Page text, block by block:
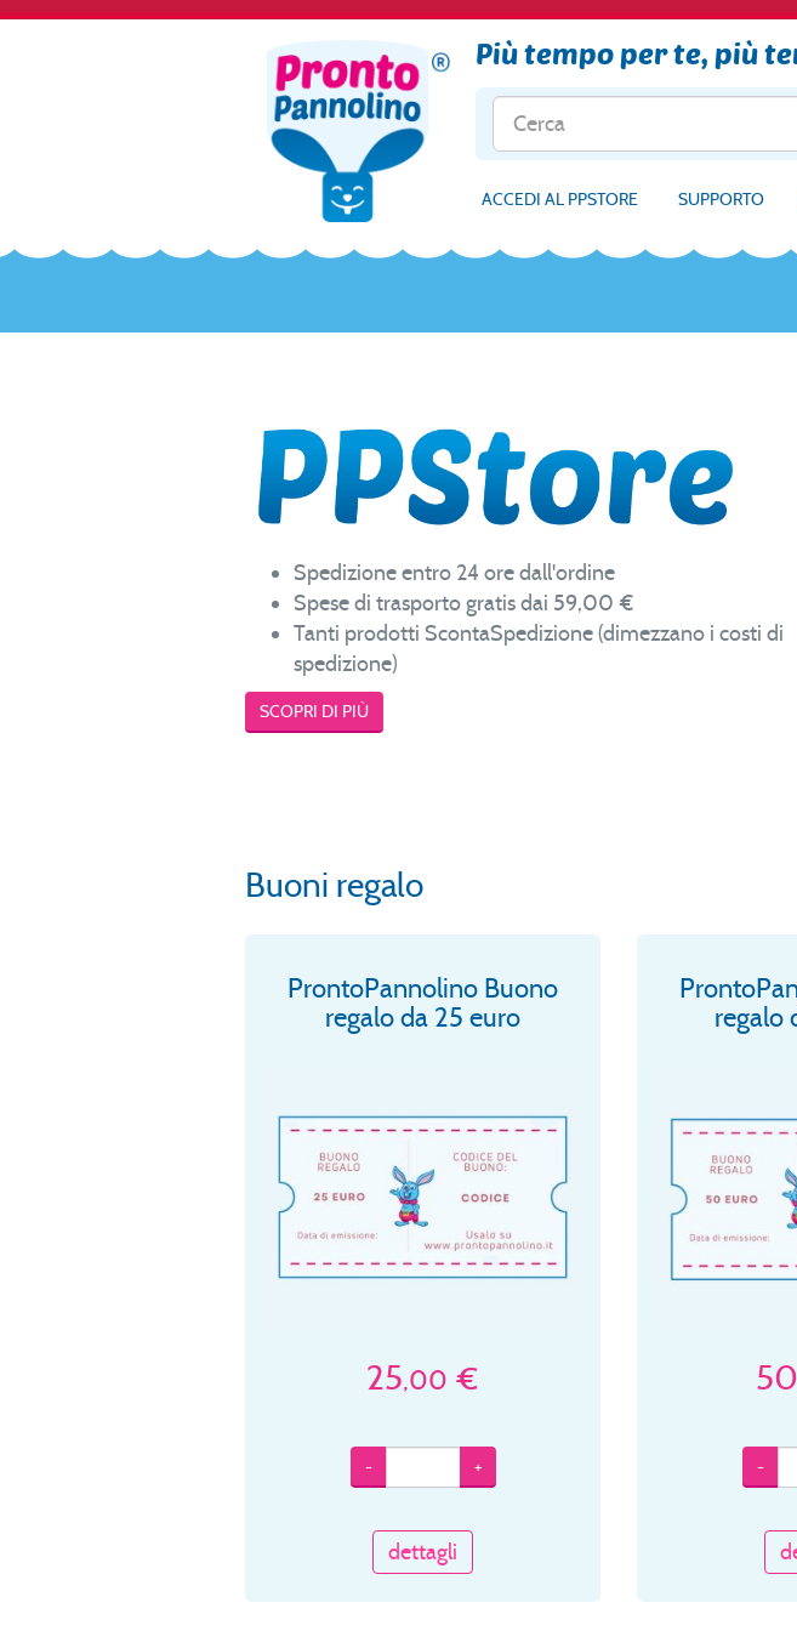
Più tempo per te, più
ACCEDI AL PPSTORE SUPPORTO
Spedizione entro 24 ore dall'ordine
Spese di trasporto gratis dai 59,00 €
Tanti prodotti ScontaSpedizione (dimezzano i costi di
spedizione)
SCOPRI DI PIÙ
Buoni regalo
ProntoPannolino Buono
regalo da 25 euro
25,00 €
- +
dettagli
regalo
50
-